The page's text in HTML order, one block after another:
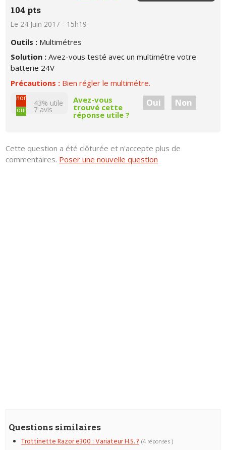
104 pts
Le 24 Juin 2017 - 15h19
Outils : Multimétres
Solution :Avez-vous testé avec un multimétre votre
batterie 24V
Précautions : Bien régler le multimétre.
non
oui
43% utile
7 avis
Avez-vous
trouvé cette
réponse utile ?
Oui Non
Cette question a été clôturée et n'accepte plus de
commentaires. Poser une nouvelle question
Questions similaires
Trottinette Razor e300 : Variateur H.S. ? (4 réponses )